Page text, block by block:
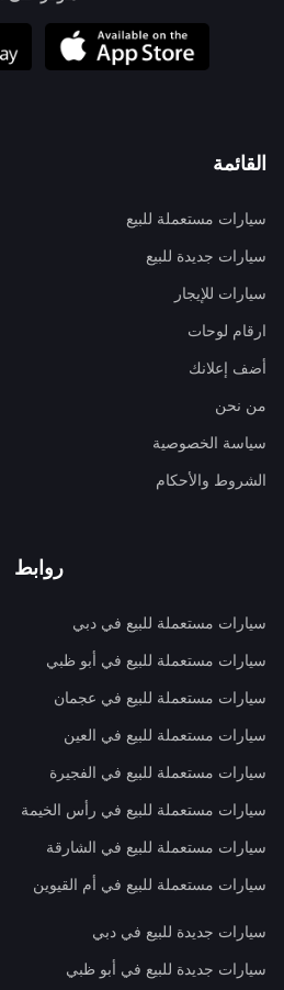
القائمة
سيارات مستعملة للبيع
سيارات جديدة للبيع
سيارات للإيجار
ارقام لوحات
أضف إعلانك
من نحن
سياسة الخصوصية
الشروط والأحكام
روابط
سيارات مستعملة للبيع في دبي
سيارات مستعملة للبيع في أبو ظبي
سيارات مستعملة للبيع في عجمان
سيارات مستعملة للبيع في العين
سيارات مستعملة للبيع في الفجيرة
سيارات مستعملة للبيع في رأس الخيمة
سيارات مستعملة للبيع في الشارقة
سيارات مستعملة للبيع في أم القيوين
سيارات جديدة للبيع في دبي
سيارات جديدة للبيع في أبو ظبي